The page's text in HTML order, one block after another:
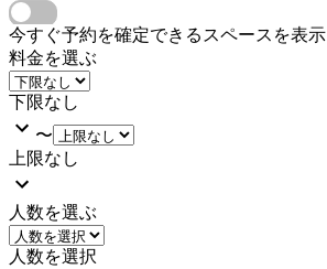
今すぐ予約を確定できるスペースを表示
料金を選ぶ
下限なし
〜
上限なし
人数を選ぶ
人数を選択